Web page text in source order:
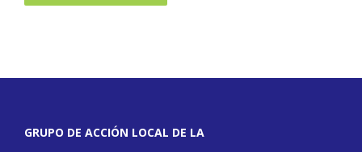
GRUPO DE ACCIÓN LOCAL DE LA